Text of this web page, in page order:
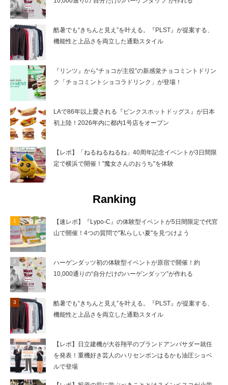
酷暑でも“きちんと見え”を叶える。『PLST』が提案する、
機能性と上品さを両立した通勤スタイル
『リンツ』から“チョコが主役”の新感覚チョコミントドリン
ク「チョコミントショコラドリンク」が登場！
LAで86年以上愛される『ピンクスホットドッグス』が日本
初上陸！2026年内に都内1号店をオープン
【レポ】「ねるねるねるね」40周年記念イベントが3日間限
定で横浜で開催！"魔女さんのおうち"を体験
Ranking
【速レポ】『Lypo-C』の体験型イベントが5日間限定で代官
山で開催！4つの質問で"私らしい夏"を見つけよう
ハーゲンダッツ初の体験型イベントが原宿で開催！約
10,000通りの“自分だけのハーゲンダッツ”が作れる
酷暑でも“きちんと見え”を叶える。『PLST』が提案する、
機能性と上品さを両立した通勤スタイル
【レポ】日立建機が大谷翔平のブランドアンバサダー就任
を発表！重機好き芸人のハリセンボンはるかも油圧ショベ
ルで登場